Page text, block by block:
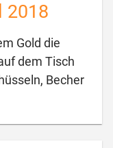
2018
Gold die
dem Tisch
Becher